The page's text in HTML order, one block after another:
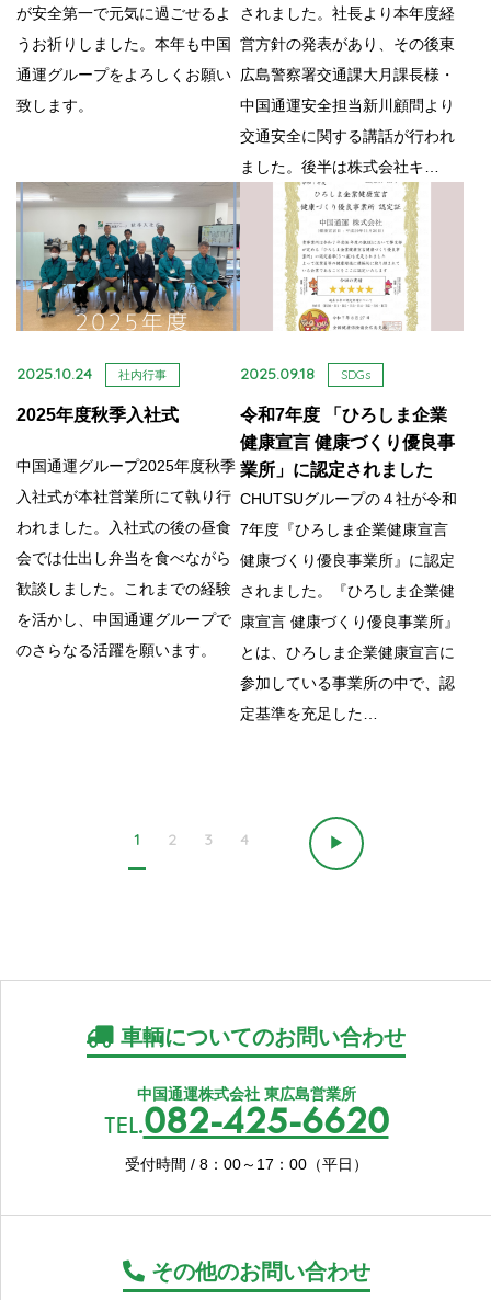
が安全第一で元気に過ごせるよ
うお祈りしました。本年も中国
通運グループをよろしくお願い
致します。
されました。社長より本年度経
営方針の発表があり、その後東
広島警察署交通課大月課長様・
中国通運安全担当新川顧問より
交通安全に関する講話が行われ
ました。後半は株式会社キ…
2025.10.24 社内行事
2025年度秋季入社式
中国通運グループ2025年度秋季
入社式が本社営業所にて執り行
われました。入社式の後の昼食
会では仕出し弁当を食べながら
歓談しました。これまでの経験
を活かし、中国通運グループで
のさらなる活躍を願います。
2025.09.18 SDGs
令和7年度 「ひろしま企業
健康宣言 健康づくり優良事
業所」に認定されました
CHUTSUグループの４社が令和
7年度『ひろしま企業健康宣言
健康づくり優良事業所』に認定
されました。『ひろしま企業健
康宣言 健康づくり優良事業所』
とは、ひろしま企業健康宣言に
参加している事業所の中で、認
定基準を充足した…
1 2 3 4 ▶
車輌についてのお問い合わせ
中国通運株式会社 東広島営業所
TEL.082-425-6620
受付時間 / 8：00～17：00（平日）
その他のお問い合わせ